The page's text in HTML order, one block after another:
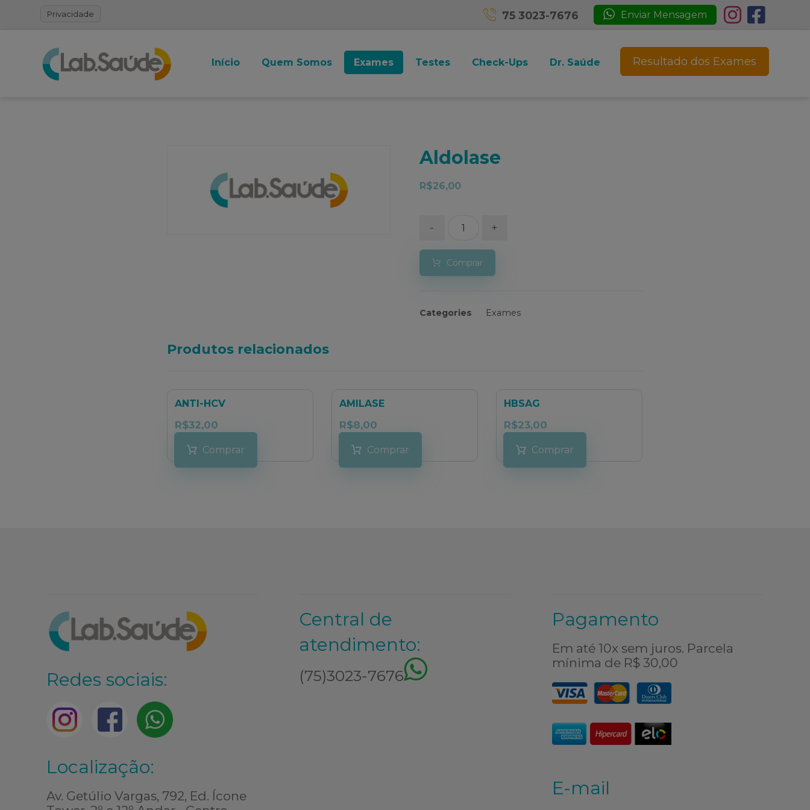
Privacidade Enviar Mensagem
75 3023-7676
Resultado dos Exames
Início Quem Somos Exames Testes Check-Ups Dr. Saúde
Aldolase
R$26,00
- +
Comprar
Categories Exames
Produtos relacionados
ANTI-HCV
R$32,00
Comprar
AMILASE
R$8,00
Comprar
HBSAG
R$23,00
Comprar
Redes sociais:
Localização:
Av. Getúlio Vargas, 792, Ed. Ícone
Central de
atendimento:
(75)3023-7676
Pagamento
Em até 10x sem juros. Parcela
mínima de R$ 30,00
E-mail